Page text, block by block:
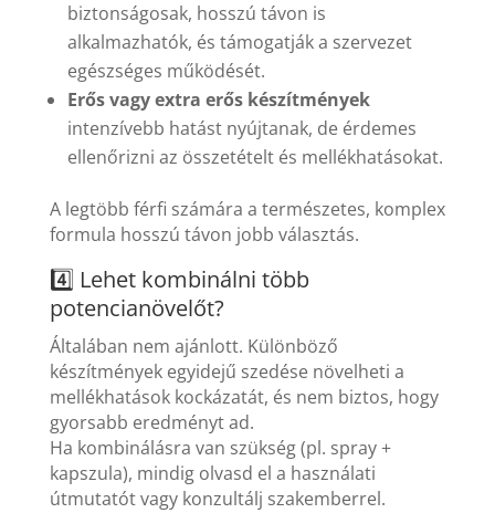
biztonságosak, hosszú távon is
alkalmazhatók, és támogatják a szervezet
egészséges működését.
Erős vagy extra erős készítmények
intenzívebb hatást nyújtanak, de érdemes
ellenőrizni az összetételt és mellékhatásokat.
A legtöbb férfi számára a természetes, komplex
formula hosszú távon jobb választás.
4️⃣ Lehet kombinálni több
potencianövelőt?
Általában nem ajánlott. Különböző
készítmények egyidejű szedése növelheti a
mellékhatások kockázatát, és nem biztos, hogy
gyorsabb eredményt ad.
Ha kombinálásra van szükség (pl. spray +
kapszula), mindig olvasd el a használati
útmutatót vagy konzultálj szakemberrel.